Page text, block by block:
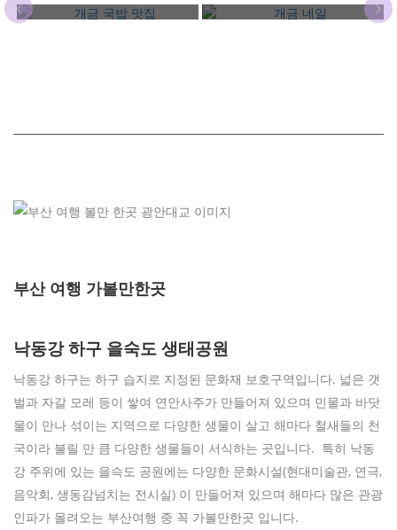
부산 여행 가볼만한곳
낙동강 하구 을숙도 생태공원
낙동강 하구는 하구 습지로 지정된 문화재 보호구역입니다. 넓은 갯
벌과 자갈 모레 등이 쌓여 연안사주가 만들어져 있으며 민물과 바닷
물이 만나 섞이는 지역으로 다양한 생물이 살고 해마다 철새들의 천
국이라 불릴 만 큼 다양한 생물들이 서식하는 곳입니다. 특히 낙동
강 주위에 있는 을슥도 공원에는 다양한 문화시설(현대미술관, 연극,
음악회, 생동감넘치는 전시실) 이 만들어져 있으며 해마다 많은 관광
인파가 몰려오는 부산여행 중 꼭 가볼만한곳 입니다.